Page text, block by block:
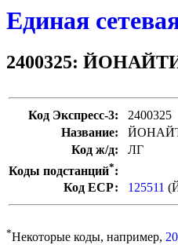
Единая
2400325:
Код Экспресс-3:
2400325
Название:
Код ж/д:
ЛГ
Коды подстанций*:
Код ЕСР:
125511
*Некоторые коды, например,